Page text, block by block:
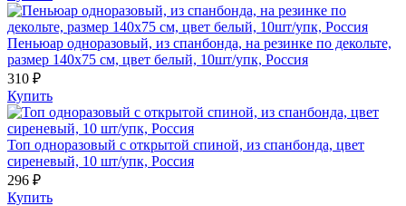
Пеньюар одноразовый, из спанбонда, на резинке по декольте,
размер 140х75 см, цвет белый, 10шт/упк, Россия
310 ₽
Купить
Топ одноразовый с открытой спиной, из спанбонда, цвет
сиреневый, 10 шт/упк, Россия
296 ₽
Купить